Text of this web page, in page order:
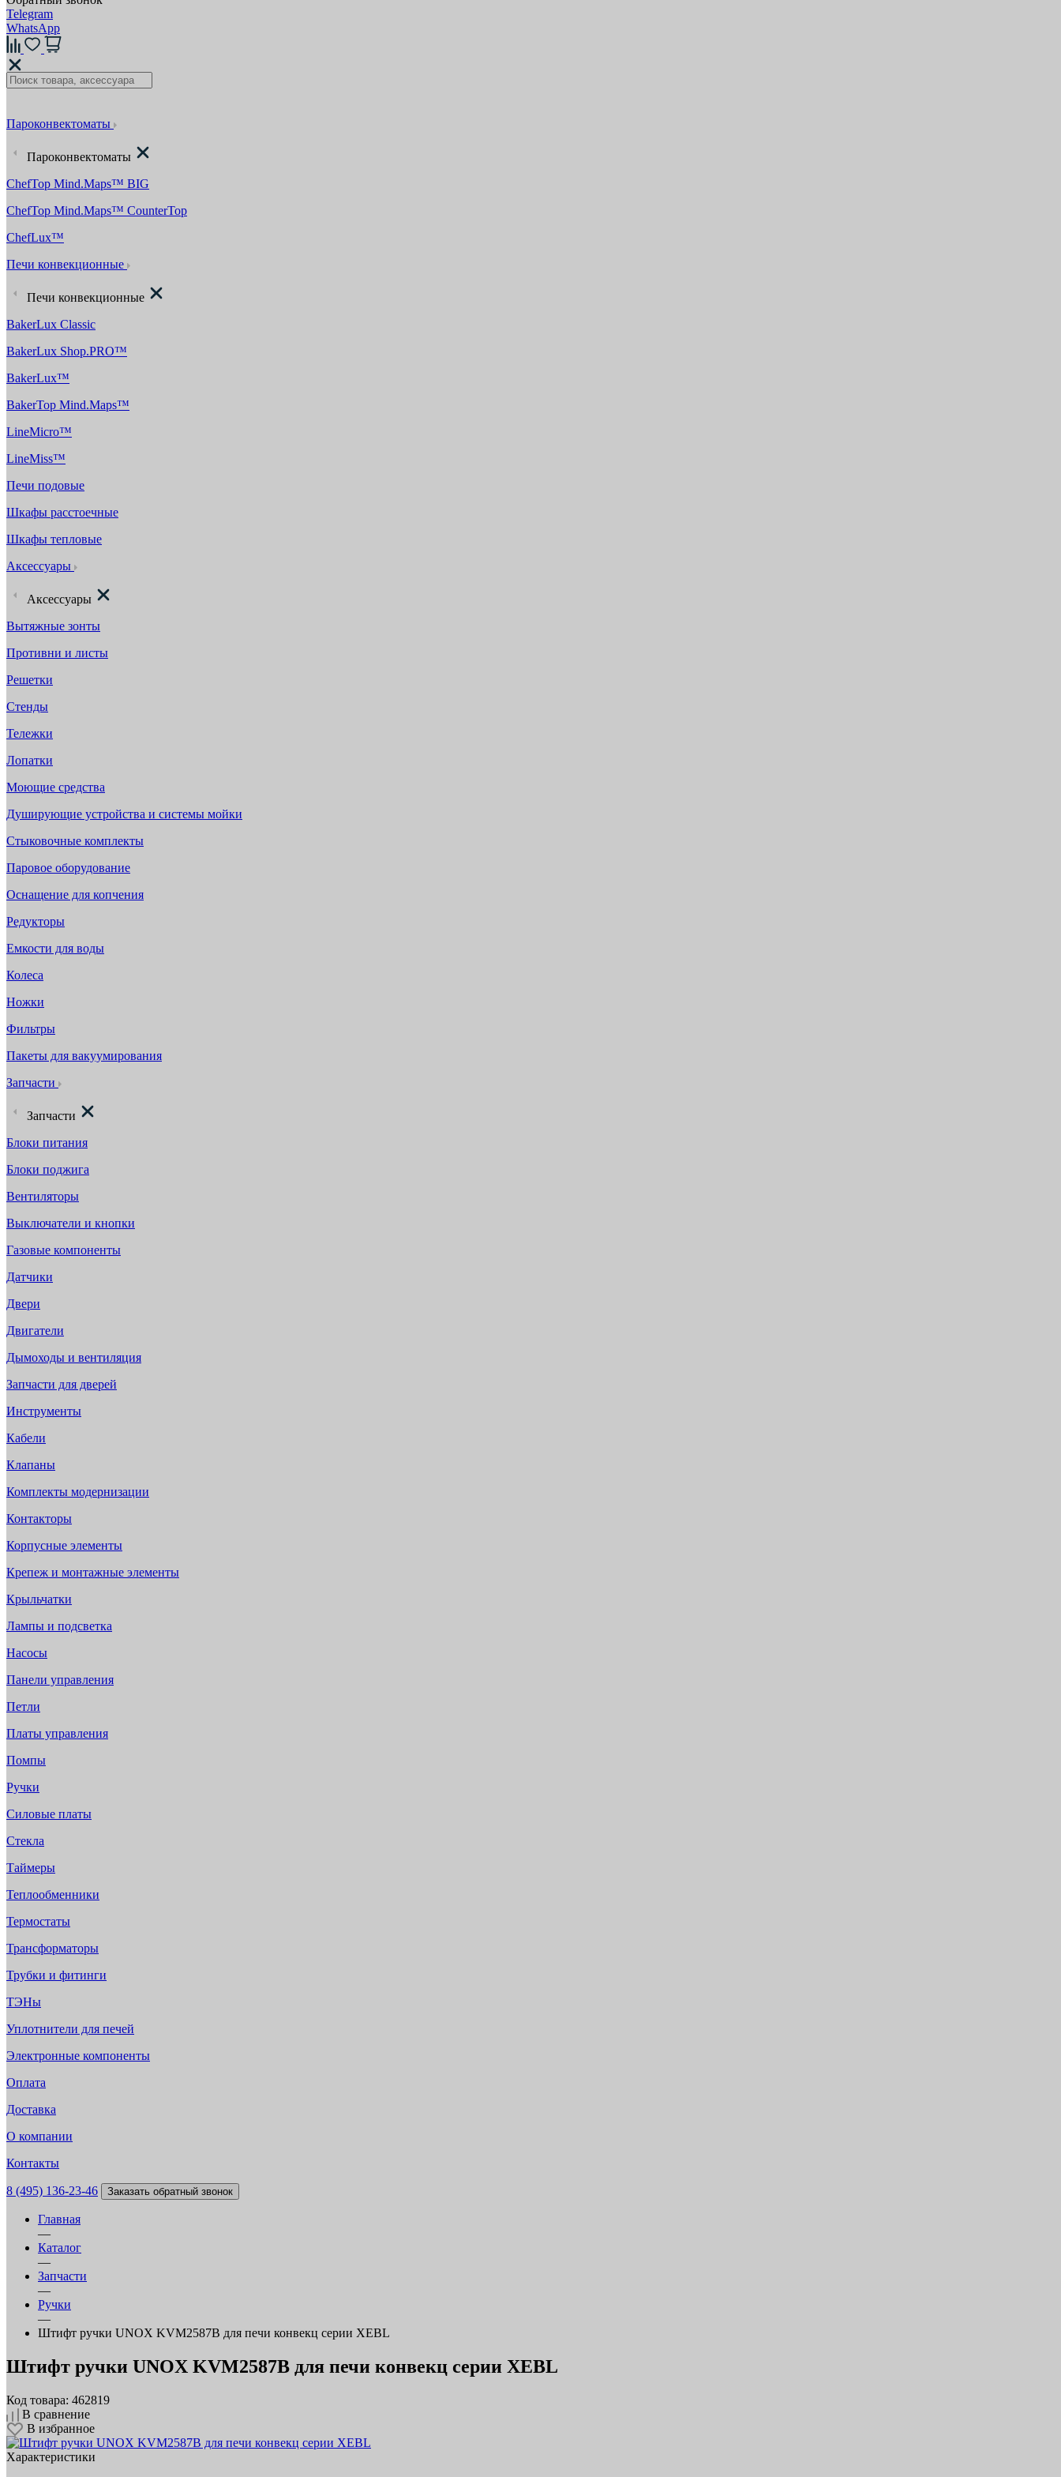
Telegram
WhatsApp
Пароконвектоматы
Пароконвектоматы
ChefTop Mind.Maps™ BIG
ChefTop Mind.Maps™ CounterTop
ChefLux™
Печи конвекционные
Печи конвекционные
BakerLux Classic
BakerLux Shop.PRO™
BakerLux™
BakerTop Mind.Maps™
LineMicro™
LineMiss™
Печи подовые
Шкафы расстоечные
Шкафы тепловые
Аксессуары
Аксессуары
Вытяжные зонты
Противни и листы
Решетки
Стенды
Тележки
Лопатки
Моющие средства
Душирующие устройства и системы мойки
Стыковочные комплекты
Паровое оборудование
Оснащение для копчения
Редукторы
Емкости для воды
Колеса
Ножки
Фильтры
Пакеты для вакуумирования
Запчасти
Запчасти
Блоки питания
Блоки поджига
Вентиляторы
Выключатели и кнопки
Газовые компоненты
Датчики
Двери
Двигатели
Дымоходы и вентиляция
Запчасти для дверей
Инструменты
Кабели
Клапаны
Комплекты модернизации
Контакторы
Корпусные элементы
Крепеж и монтажные элементы
Крыльчатки
Лампы и подсветка
Насосы
Панели управления
Петли
Платы управления
Помпы
Ручки
Силовые платы
Стекла
Таймеры
Теплообменники
Термостаты
Трансформаторы
Трубки и фитинги
ТЭНы
Уплотнители для печей
Электронные компоненты
Оплата
Доставка
О компании
Контакты
8 (495) 136-23-46 Заказать обратный звонок
Главная
—
Каталог
—
Запчасти
—
Ручки
—
Штифт ручки UNOX KVM2587B для печи конвекц серии XEBL
Штифт ручки UNOX KVM2587B для печи конвекц серии XEBL
Код товара: 462819
В сравнение
В избранное
Характеристики